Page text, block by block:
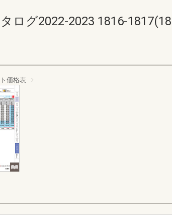
ログ2022-2023 1816-
価格表